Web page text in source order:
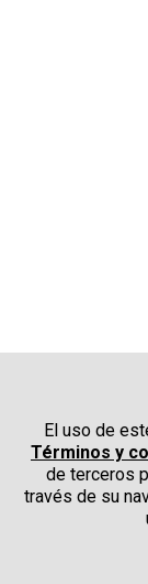
El uso de
Términos y
de terceros
través de su